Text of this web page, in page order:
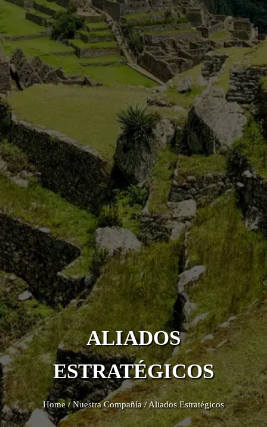
ALIADOS
ESTRATÉGICOS
Home/Nuestra Compañía/Aliados Estratégicos